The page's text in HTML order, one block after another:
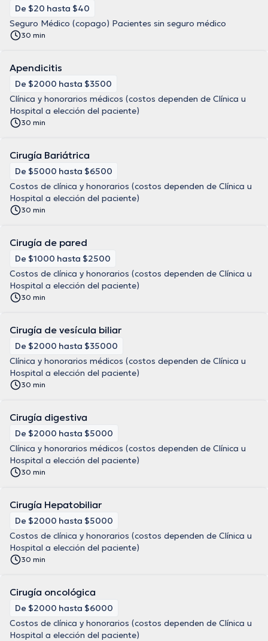
De $20 hasta $40
Seguro Médico (copago) Pacientes sin seguro médico
30 min
Apendicitis
De $2000 hasta $3500
Clínica y honorarios médicos (costos dependen de Clínica u
Hospital a elección del paciente)
30 min
Cirugía Bariátrica
De $5000 hasta $6500
Costos de clínica y honorarios (costos dependen de Clínica u
Hospital a elección del paciente)
30 min
Cirugía de pared
De $1000 hasta $2500
Costos de clínica y honorarios (costos dependen de Clínica u
Hospital a elección del paciente)
30 min
Cirugía de vesícula biliar
De $2000 hasta $35000
Clínica y honorarios médicos (costos dependen de Clínica u
Hospital a elección del paciente)
30 min
Cirugía digestiva
De $2000 hasta $5000
Clínica y honorarios médicos (costos dependen de Clínica u
Hospital a elección del paciente)
30 min
Cirugía Hepatobiliar
De $2000 hasta $5000
Costos de clínica y honorarios (costos dependen de Clínica u
Hospital a elección del paciente)
30 min
Cirugía oncológica
De $2000 hasta $6000
Costos de clínica y honorarios (costos dependen de Clínica u
Hospital a elección del paciente)